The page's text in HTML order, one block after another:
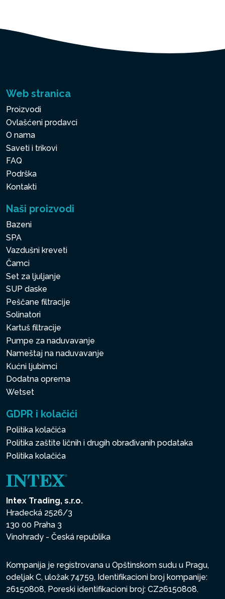
Web stranica
Proizvodi
Ovlašćeni prodavci
O nama
Saveti i trikovi
FAQ
Podrška
Kontakti
Naši proizvodi
Bazeni
SPA
Vazdušni kreveti
Čamci
Set za ljuljanje
SUP daske
Peščane filtracije
Solinatori
Kartuš filtracije
Pumpe za naduvavanje
Nameštaj na naduvavanje
Kućni ljubimci
Dodatna oprema
Wetset
GDPR i kolačići
Politika kolačića
Politika zaštite ličnih i drugih obrađivanih podataka
Politika kolačića
Intex Trading, s.r.o.
Hradecká 2526/3
130 00 Praha 3
Vinohrady - Česká republika
Kompanija je registrovana u Opštinskom sudu u Pragu,
odeljak C, uložak 74759, Identifikacioni broj kompanije:
26150808, Poreski identifikacioni broj: CZ26150808.